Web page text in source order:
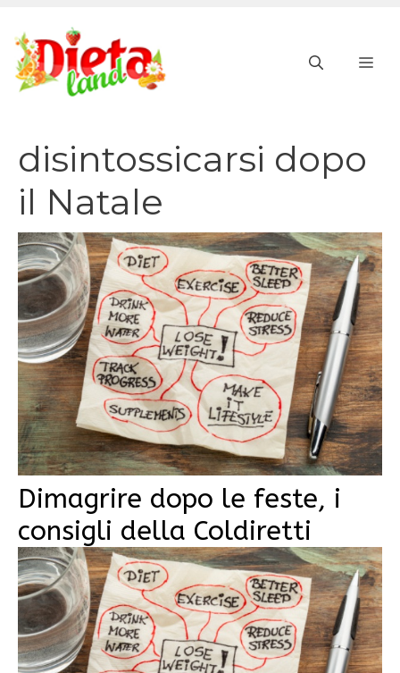
contenuto
disintossicarsi dopo
il Natale
Dimagrire dopo le feste, i
consigli della Coldiretti